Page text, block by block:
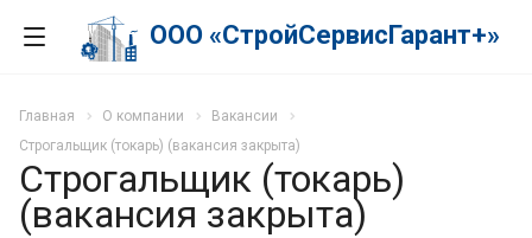
ООО «СтройСервисГарант+»
Главная О компании
Вакансии
Строгальщик (токарь) (вакансия закрыта)
Строгальщик (токарь)
(вакансия закрыта)